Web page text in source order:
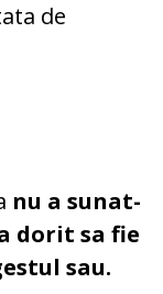
de
nu a sunat-
dorit sa fie
sau.